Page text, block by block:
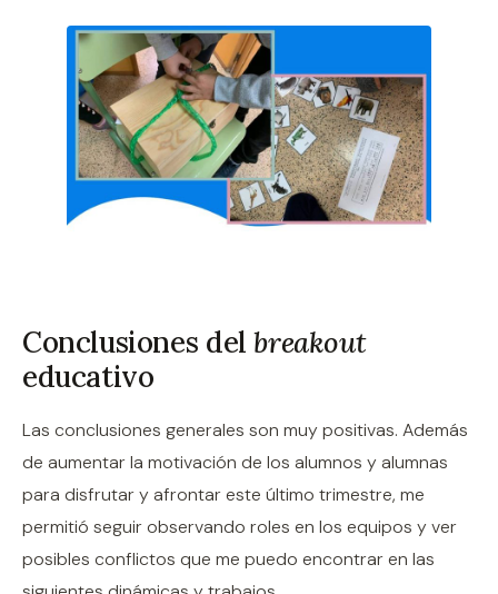
Conclusiones delbreakout
educativo
Las conclusiones generales son muy positivas. Además
de aumentar la motivación de los alumnos y alumnas
para disfrutar y afrontar este último trimestre, me
permitió seguir observando roles en los equipos y ver
posibles conflictos que me puedo encontrar en las